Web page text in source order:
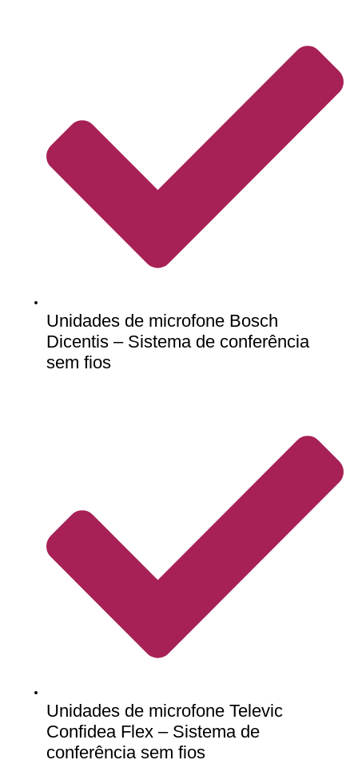
Unidades de microfone Bosch
Dicentis – Sistema de conferência
sem fios
Unidades de microfone Televic
Confidea Flex – Sistema de
conferência sem fios